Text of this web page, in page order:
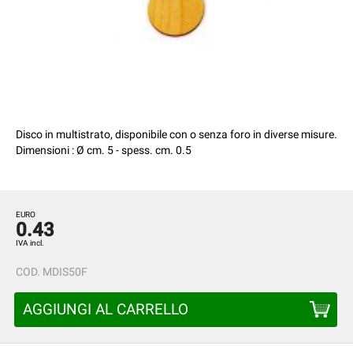
Disco in multistrato, disponibile con o senza foro in diverse misure.
Dimensioni : Ø cm. 5 - spess. cm. 0.5
EURO
0.43
IVA incl.
COD. MDIS50F
AGGIUNGI AL CARRELLO